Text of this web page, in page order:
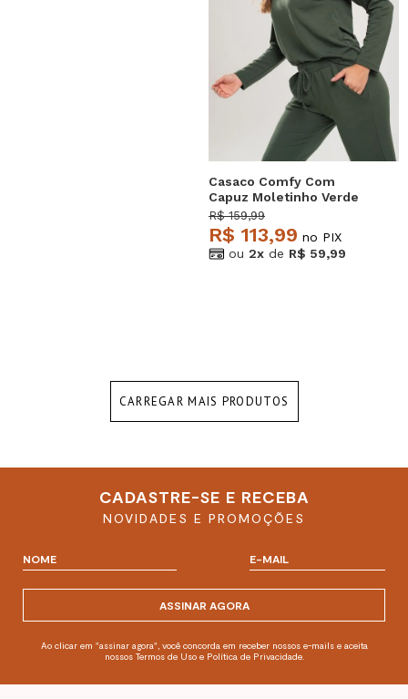
Casaco Comfy Com
Capuz Moletinho Verde
Salvatore
R$ 159,99
R$ 113,99 no PIX
ou 2x de R$ 59,99
CARREGAR MAIS PRODUTOS
CADASTRE-SE E RECEBA
NOVIDADES E PROMOÇÕES
ASSINAR AGORA
Ao clicar em "assinar agora", você concorda em receber nossos e-mails e aceita
nossos Termos de Uso e Política de Privacidade.